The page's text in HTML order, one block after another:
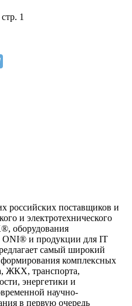
1
российских поставщиков и
и электротехнического
оборудования
и продукции для IT
самый широкий
формирования комплексных
ЖКХ, транспорта,
энергетики и
научно-
в первую очередь